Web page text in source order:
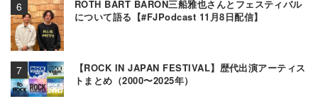
ROTH BART BARON三船雅也さんとフェスティバル
について語る【#FJPodcast 11月8日配信】
【ROCK IN JAPAN FESTIVAL】歴代出演アーティス
トまとめ（2000〜2025年）